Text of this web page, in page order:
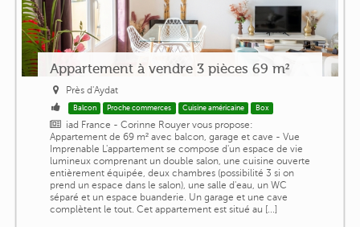
Appartement à vendre 3 pièces 69 m²
Près d'Aydat
Balcon Proche commerces Cuisine américaine Box
iad France - Corinne Rouyer vous propose:
Appartement de 69 m² avec balcon, garage et cave - Vue
Imprenable L'appartement se compose d'un espace de vie
lumineux comprenant un double salon, une cuisine ouverte
entièrement équipée, deux chambres (possibilité 3 si on
prend un espace dans le salon), une salle d'eau, un WC
séparé et un espace buanderie. Un garage et une cave
complètent le tout. Cet appartement est situé au [...]